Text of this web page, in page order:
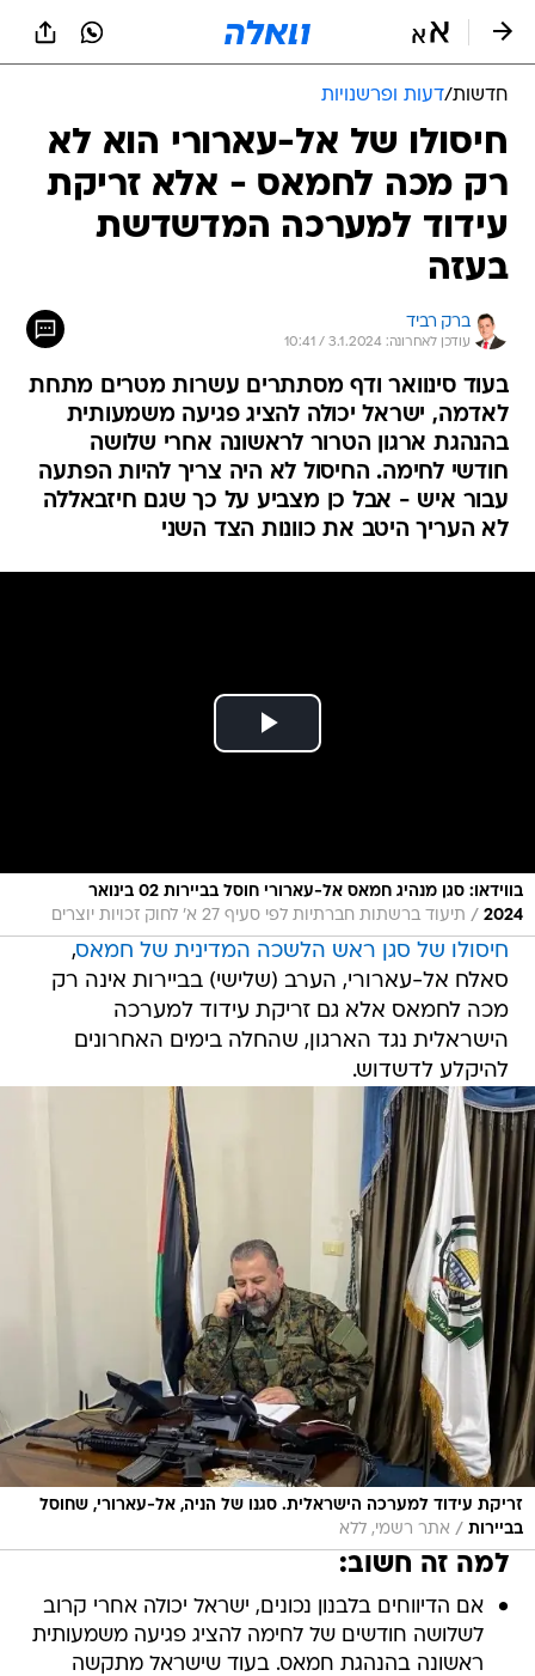
חדשות/דעות ופרשנויות
חיסולו של אל-עארורי הוא לא
רק מכה לחמאס - אלא זריקת
עידוד למערכה המדשדשת
בעזה
ברק רביד
עודכן לאחרונה: 3.1.2024 / 10:41
בעוד סינוואר ודף מסתתרים עשרות מטרים מתחת
לאדמה, ישראל יכולה להציג פגיעה משמעותית
בהנהגת ארגון הטרור לראשונה אחרי שלושה
חודשי לחימה. החיסול לא היה צריך להיות הפתעה
עבור איש - אבל כן מצביע על כך שגם חיזבאללה
לא העריך היטב את כוונות הצד השני
בווידאו: סגן מנהיג חמאס אל-עארורי חוסל בביירות 02 בינואר
2024
/ תיעוד ברשתות חברתיות לפי סעיף 27 א' לחוק זכויות יוצרים
חיסולו של סגן ראש הלשכה המדינית של חמאס,
סאלח אל-עארורי, הערב (שלישי) בביירות אינה רק
מכה לחמאס אלא גם זריקת עידוד למערכה
הישראלית נגד הארגון, שהחלה בימים האחרונים
להיקלע לדשדוש.
זריקת עידוד למערכה הישראלית. סגנו של הניה, אל-עארורי, שחוסל
בביירות / אתר רשמי, ללא
למה זה חשוב:
אם הדיווחים בלבנון נכונים, ישראל יכולה אחרי קרוב
לשלושה חודשים של לחימה להציג פגיעה משמעותית
ראשונה בהנהגת חמאס. בעוד שישראל מתקשה